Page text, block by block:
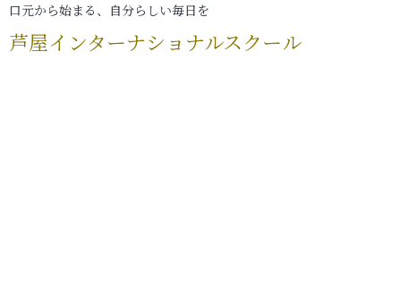
口元から始まる、自分らしい毎日を
芦屋インターナショナルスクール